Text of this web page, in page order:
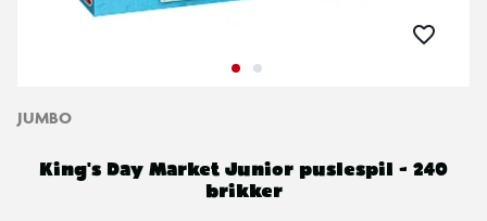
JUMBO
King's Day Market Junior puslespil - 240
brikker